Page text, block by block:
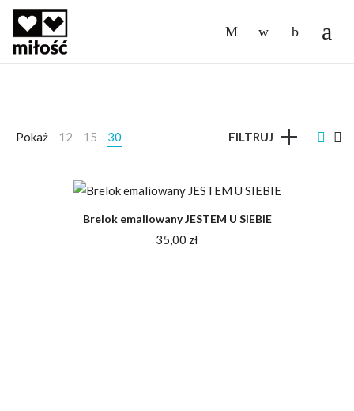
Pokaż 12 15 30 FILTRUJ
Brelok emaliowany JESTEM U SIEBIE
35,00 zł